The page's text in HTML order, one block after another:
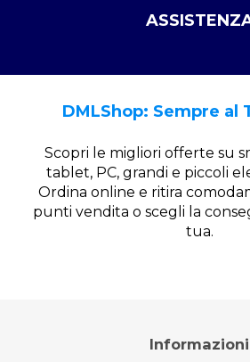
DMLShop: Sempre al
Scopri le migliori offerte su
tablet, PC, grandi e piccoli
Ordina online e ritira
punti vendita o scegli la
tua.
Informazioni